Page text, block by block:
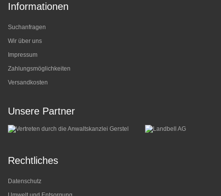
Informationen
Suchanfragen
Wir über uns
Impressum
Zahlungsmöglichkeiten
Versandkosten
Unsere Partner
Rechtliches
Datenschutz